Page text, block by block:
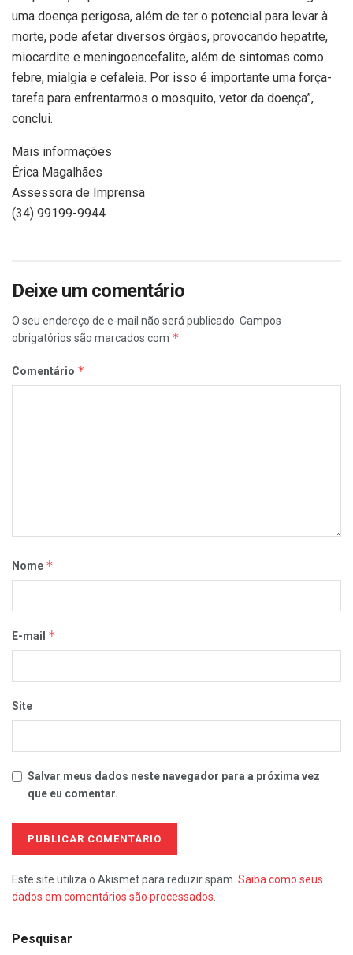
uma doença perigosa, além de ter o potencial para levar à
morte, pode afetar diversos órgãos, provocando hepatite,
miocardite e meningoencefalite, além de sintomas como
febre, mialgia e cefaleia. Por isso é importante uma força-
tarefa para enfrentarmos o mosquito, vetor da doença”,
conclui.
Mais informações
Érica Magalhães
Assessora de Imprensa
(34) 99199-9944
Deixe um comentário
O seu endereço de e-mail não será publicado. Campos
obrigatórios são marcados com *
Comentário *
Nome *
E-mail *
Site
Salvar meus dados neste navegador para a próxima vez
que eu comentar.
Este site utiliza o Akismet para reduzir spam. Saiba como seus
dados em comentários são processados
Pesquisar